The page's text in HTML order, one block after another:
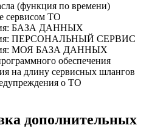
(функция по времени)
сервисом ТО
БАЗА ДАННЫХ
ПЕРСОНАЛЬНЫЙ СЕРВИС
МОЯ БАЗА ДАННЫХ
обеспечения
на длину сервисных шлангов
о ТО
дополнительных